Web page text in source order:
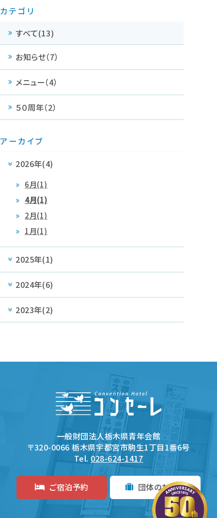
カテゴリ
すべて(13)
お知らせ（7）
メニュー（4）
５０周年（2）
アーカイブ
2026年(4)
6月(1)
4月(1)
2月(1)
1月(1)
2025年(1)
2024年(6)
2023年(2)
一般財団法人栃木県青年会館
〒320-0066 栃木県宇都宮市駒生1丁目1番6号
Tel. 028-624-1417
ご宿泊予約 団体のお客様